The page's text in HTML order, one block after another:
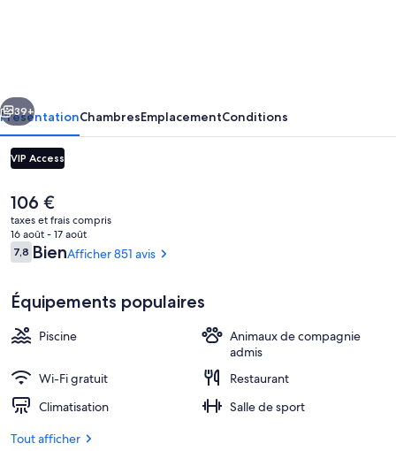
Meudon-
Vélizy
Extérieur
Suivant
39+
PrésentationChambresEmplacementConditions
VIP Access
Le
prix
actuel
est
de
106 €
taxes et frais compris
16 août - 17 août
Avis
voyageurs
7,87,8 sur 10
BienAfficher 851 avis
Équipements populaires
Piscine
Animaux de compagnie
admis
Wi-Fi gratuit
Restaurant
Climatisation
Salle de sport
Tout afficher